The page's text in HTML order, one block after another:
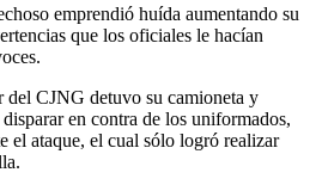
emprendió huída aumentando su
que los oficiales le hacían
del CJNG detuvo su camioneta y
en contra de los uniformados,
el ataque, el cual sólo logró realizar